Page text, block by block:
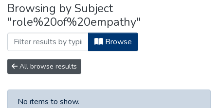
For authors
Help
Contact
Browsing by Subject
"role%20of%20empathy"
Browse
All browse results
No items to show.